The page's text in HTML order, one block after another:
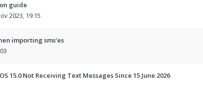
guide
2023, 19:15
importing sms'es
15.0 Not Receiving Text Messages Since 15 June 2026